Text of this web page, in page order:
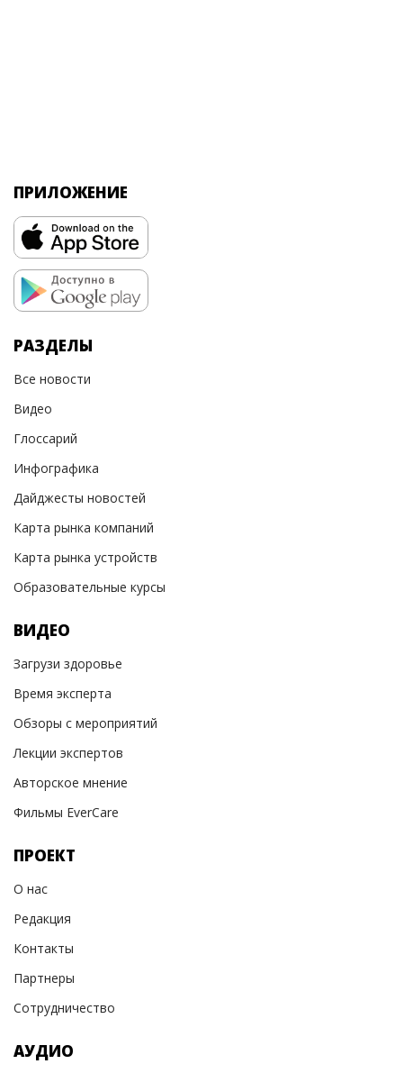
ПРИЛОЖЕНИЕ
РАЗДЕЛЫ
Все новости
Видео
Глоссарий
Инфографика
Дайджесты новостей
Карта рынка компаний
Карта рынка устройств
Образовательные курсы
ВИДЕО
Загрузи здоровье
Время эксперта
Обзоры с мероприятий
Лекции экспертов
Авторское мнение
Фильмы EverCare
ПРОЕКТ
О нас
Редакция
Контакты
Партнеры
Сотрудничество
АУДИО